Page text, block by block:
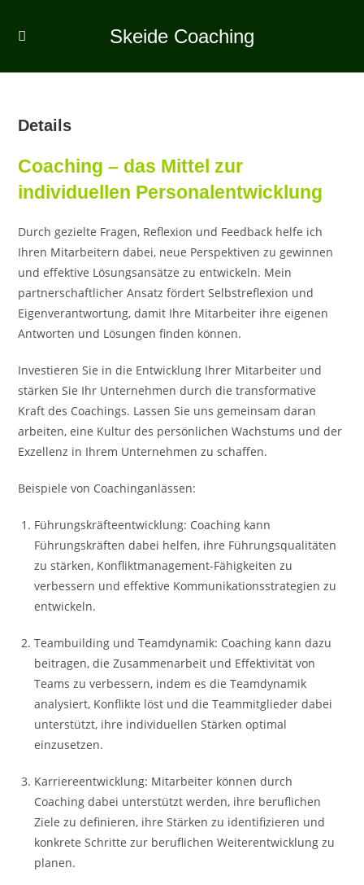
Inhalt
Skeide Coaching
Details
Coaching – das Mittel zur
individuellen Personalentwicklung
Durch gezielte Fragen, Reflexion und Feedback helfe ich
Ihren Mitarbeitern dabei, neue Perspektiven zu gewinnen
und effektive Lösungsansätze zu entwickeln. Mein
partnerschaftlicher Ansatz fördert Selbstreflexion und
Eigenverantwortung, damit Ihre Mitarbeiter ihre eigenen
Antworten und Lösungen finden können.
Investieren Sie in die Entwicklung Ihrer Mitarbeiter und
stärken Sie Ihr Unternehmen durch die transformative
Kraft des Coachings. Lassen Sie uns gemeinsam daran
arbeiten, eine Kultur des persönlichen Wachstums und der
Exzellenz in Ihrem Unternehmen zu schaffen.
Beispiele von Coachinganlässen:
Führungskräfteentwicklung: Coaching kann
Führungskräften dabei helfen, ihre Führungsqualitäten
zu stärken, Konfliktmanagement-Fähigkeiten zu
verbessern und effektive Kommunikationsstrategien zu
entwickeln.
Teambuilding und Teamdynamik: Coaching kann dazu
beitragen, die Zusammenarbeit und Effektivität von
Teams zu verbessern, indem es die Teamdynamik
analysiert, Konflikte löst und die Teammitglieder dabei
unterstützt, ihre individuellen Stärken optimal
einzusetzen.
Karriereentwicklung: Mitarbeiter können durch
Coaching dabei unterstützt werden, ihre beruflichen
Ziele zu definieren, ihre Stärken zu identifizieren und
konkrete Schritte zur beruflichen Weiterentwicklung zu
planen.